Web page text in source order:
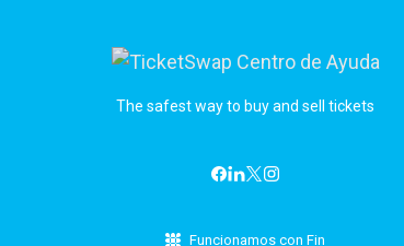
The safest way to buy and sell tickets
Funcionamos con Fin